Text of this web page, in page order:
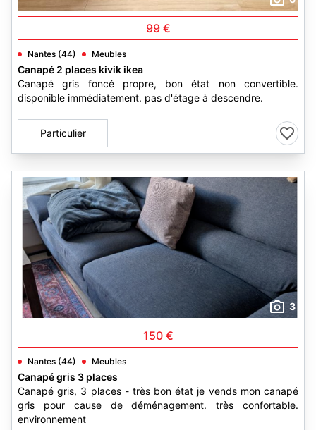
99 €
Nantes (44) Meubles
Canapé 2 places kivik ikea
Canapé gris foncé propre, bon état non convertible.
disponible immédiatement. pas d'étage à descendre.
Particulier
3
150 €
Nantes (44) Meubles
Canapé gris 3 places
Canapé gris, 3 places - très bon état je vends mon canapé
gris pour cause de déménagement. très confortable.
environnement